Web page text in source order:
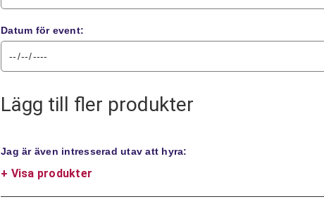
Datum för event:
Lägg till fler produkter
Jag är även intresserad utav att hyra:
+ Visa produkter